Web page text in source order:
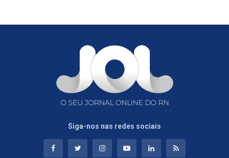
Siga-nos nas redes sociais